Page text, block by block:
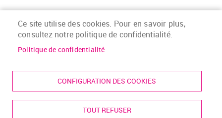
Ce site utilise des cookies. Pour en savoir plus,
consultez notre politique de confidentialité.
Politique de confidentialité
CONFIGURATION DES COOKIES
TOUT REFUSER